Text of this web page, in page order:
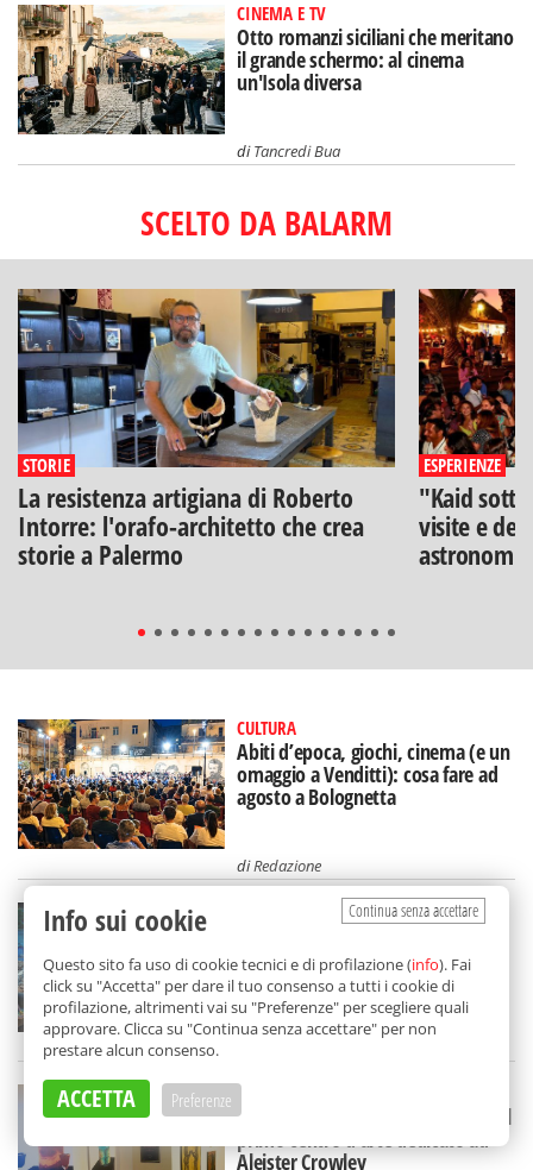
CINEMA E TV
Otto romanzi siciliani che meritano
il grande schermo: al cinema
un'Isola diversa
diTancredi Bua
SCELTO DA BALARM
STORIE
La resistenza artigiana di Roberto
Intorre: l'orafo-architetto che crea
storie a Palermo
ESPERIENZE
"Kaid
visite e
astronomia
CULTURA
Abiti d’epoca, giochi, cinema (e un
omaggio a Venditti): cosa fare ad
agosto a Bolognetta
diRedazione
ARTE E ARCHITETTURA
rigenerazione urbana: "Innovare
con al centro i cittadini"
ARTE E ARCHITETTURA
Esoterismo e libri rari: a Bagheria il
primo centro d'arte dedicato ad
Aleister Crowley
Continua senza accettare
Info sui cookie
Questo sito fa uso di cookie tecnici e di profilazione (info). Fai
click su "Accetta" per dare il tuo consenso a tutti i cookie di
profilazione, altrimenti vai su "Preferenze" per scegliere quali
approvare. Clicca su "Continua senza accettare" per non
prestare alcun consenso.
ACCETTA Preferenze